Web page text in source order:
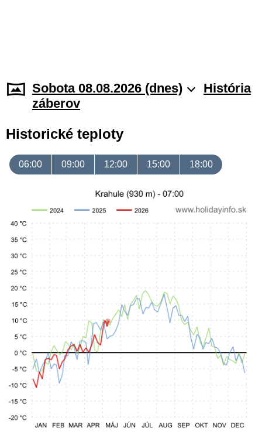
Sobota 08.08.2026 (dnes)
História
záberov
Historické teploty
06:00 09:00 12:00 15:00 18:00